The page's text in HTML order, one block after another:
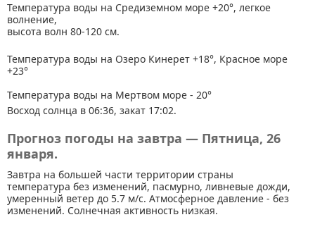
Температура воды на Средиземном море +20°, легкое
волнение,
высота волн 80-120 см.
Температура воды на Озеро Кинерет +18°, Красное море
+23°
Температура воды на Мертвом море - 20°
Восход солнца в 06:36, закат 17:02.
Прогноз погоды на завтра — Пятница, 26
января.
Завтра на большей части территории страны
температура без изменений, пасмурно, ливневые дожди,
умеренный ветер до 5.7 м/с. Атмосферное давление - без
изменений. Солнечная активность низкая.